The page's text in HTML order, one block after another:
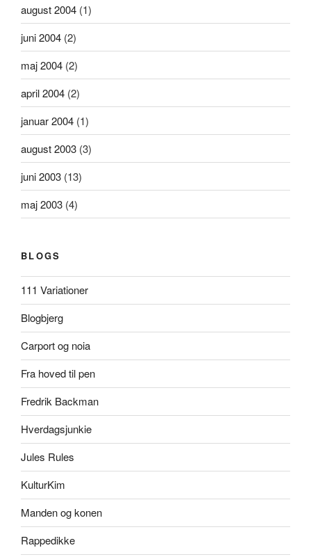
august 2004 (1)
juni 2004 (2)
maj 2004 (2)
april 2004 (2)
januar 2004 (1)
august 2003 (3)
juni 2003 (13)
maj 2003 (4)
BLOGS
111 Variationer
Blogbjerg
Carport og noia
Fra hoved til pen
Fredrik Backman
Hverdagsjunkie
Jules Rules
KulturKim
Manden og konen
Rappedikke